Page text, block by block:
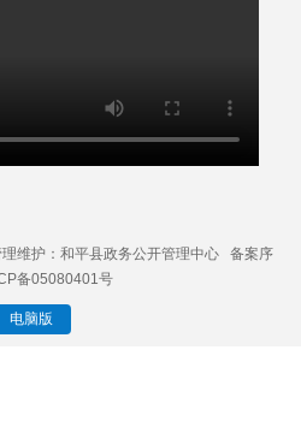
维护：和平县政务公开管理中心 备案序
备05080401号
电脑版